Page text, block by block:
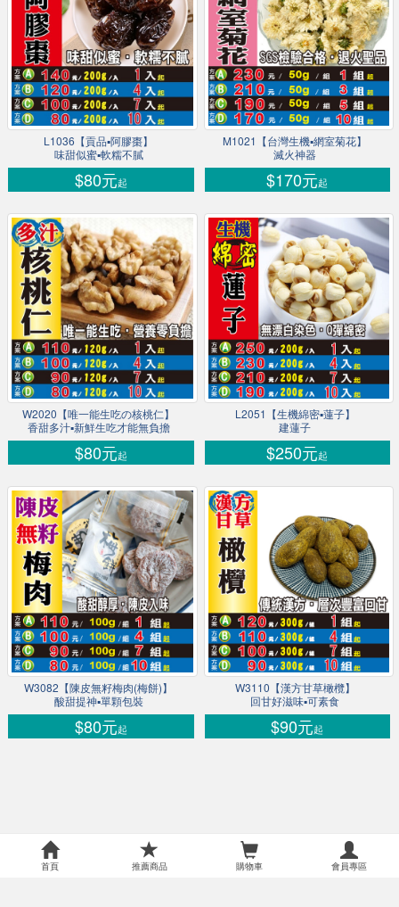
L1036【貢品▪阿膠棗】
味甜似蜜▪軟糯不膩
$80元起
M1021【台灣生機▪網室菊花】
滅火神器
$170元起
W2020【唯一能生吃の核桃仁】
香甜多汁▪新鮮生吃才能無負擔
$80元起
L2051【生機綿密▪蓮子】
建蓮子
$250元起
W3082【陳皮無籽梅肉(梅餅)】
酸甜提神▪單顆包裝
$80元起
W3110【漢方甘草橄欖】
回甘好滋味▪可素食
$90元起
首頁 推薦商品 購物車 會員專區